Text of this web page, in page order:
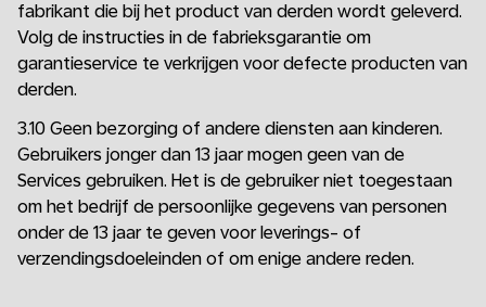
fabrikant die bij het product van derden wordt geleverd.
Volg de instructies in de fabrieksgarantie om
garantieservice te verkrijgen voor defecte producten van
derden.
3.10 Geen bezorging of andere diensten aan kinderen.
Gebruikers jonger dan 13 jaar mogen geen van de
Services gebruiken. Het is de gebruiker niet toegestaan
om het bedrijf de persoonlijke gegevens van personen
onder de 13 jaar te geven voor leverings- of
verzendingsdoeleinden of om enige andere reden.